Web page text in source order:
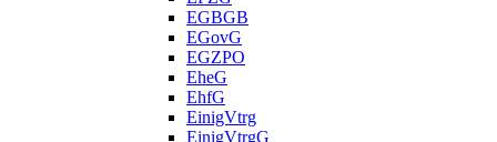
EGBGB
EGovG
EGZPO
EheG
EhfG
EinigVtrg
EinigVtrgG